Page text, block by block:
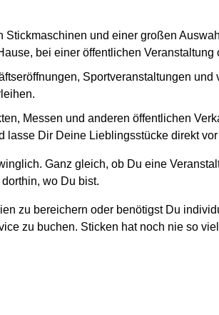
und einer großen
bei einer öffentlichen
Sportveranstaltungen
Messen und anderen öffentlichen
Dir Deine Lieblingsstücke direkt
Ganz gleich, ob Du eine
wo Du bist.
zu bereichern oder benötigst Du
zu buchen. Sticken hat noch nie so